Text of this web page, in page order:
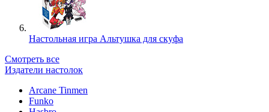
Настольная игра Альтушка для скуфа
Смотреть все
Издатели настолок
Arcane Tinmen
Funko